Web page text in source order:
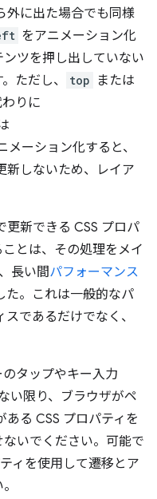
外に出た場合でも同様
をアニメーション化
ツを押し出していない
ただし、
top または
りに
メーション化すると、
新しないため、レイア
更新できる CSS プロパ
とは、その処理をメイ
長い間パフォーマンス
た。これは一般的なパ
であるだけでなく、
タップやキー入力
い限り、ブラウザがペ
る CSS プロパティを
いでください。可能で
ィを使用して遷移とア